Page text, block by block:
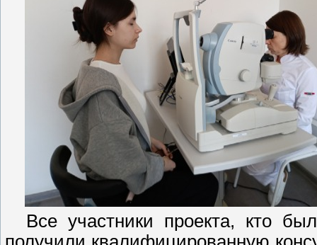
Все участники проекта, кто